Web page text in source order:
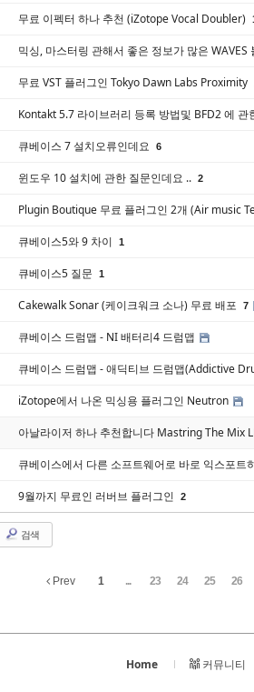
무료 이펙터 하나 추천 (iZotope Vocal Doubler)
믹싱, 마스터링 관해서 좋은 정보가 많은 WAVES
무료 VST 플러그인 Tokyo Dawn Labs Proximity
Kontakt 5.7 라이브러리 등록 방법및 BFD2 에 관
큐베이스 7 설치오류인데요 6
윈도우 10 설치에 관한 질문인데요 .. 2
Plugin Boutique 무료 플러그인 2개 (Air music
큐베이스5와 9 차이 1
큐베이스5 질문 1
Cakewalk Sonar (케이크워크 소나) 무료 배포 7
큐베이스 드럼맵 - NI 배터리4 드럼맵
큐베이스 드럼맵 - 애딕티브 드럼맵(Addictive
iZotope에서 나온 믹싱용 플러그인 Neutron
아날라이저 하나 추천합니다 Mastring The Mix
큐베이스에서 다른 소프트웨어로 바로 익스포트
9월까지 무료인 러버브 플러그인 2
검색
Prev 1 ... 23 24 25 26
Home 커뮤니티